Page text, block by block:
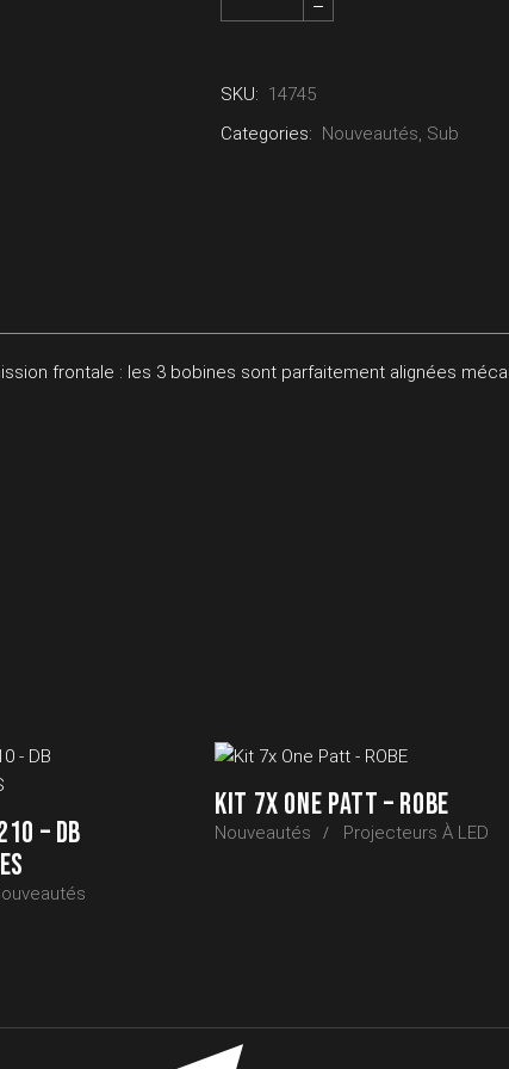
SKU: 14745
Categories: Nouveautés, Sub
frontale : les 3 bobines sont parfaitement alignées
– DB
KIT 7X ONE PATT – ROBE
Nouveautés Projecteurs À LED